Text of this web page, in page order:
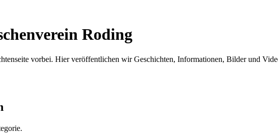
Roding
vorbei. Hier veröffentlichen wir Geschichten, Informationen, Bilder und